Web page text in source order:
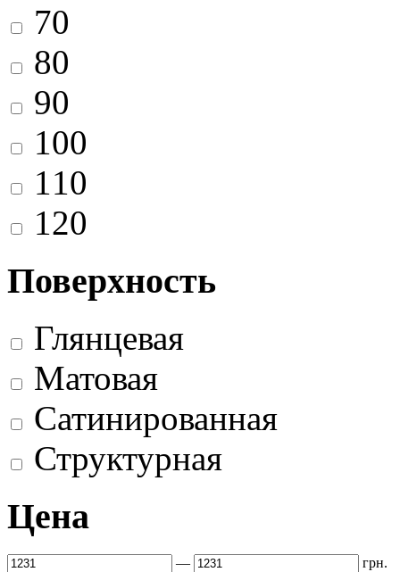
70
80
90
100
110
120
Поверхность
Глянцевая
Матовая
Сатинированная
Структурная
Цена
— грн.